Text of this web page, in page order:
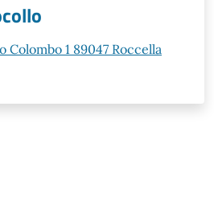
Colombo 1 89047 Roccella